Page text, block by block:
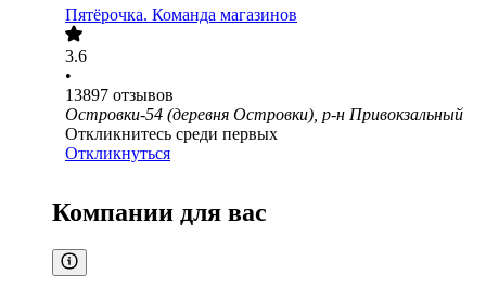
Пятёрочка. Команда магазинов
3.6
•
13897 отзывов
Островки-54 (деревня Островки), р-н Привокзальный
Откликнитесь среди первых
Откликнуться
Компании для вас